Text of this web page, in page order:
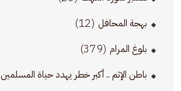
بهجة المحافل (12)
بلوغ المرام (379)
باطن الإثم .. أكبر خطر يهدد حياة المسلمين